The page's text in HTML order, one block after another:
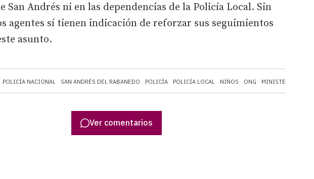
POLICÍA NACIONAL SAN ANDRÉS DEL RABANEDO POLICÍA POLICÍA LOCAL NIÑOS ONG MINISTERIO FISCAL
San Andrés ni en las dependencias de la Policía Local. Sin
agentes sí tienen indicación de reforzar sus seguimientos
asunto.
Ver comentarios